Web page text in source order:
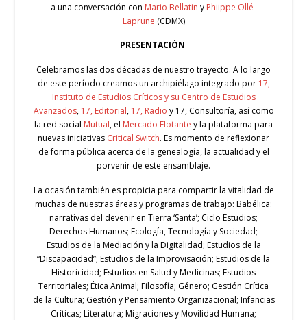
a una conversación con Mario Bellatin y Phiippe Ollé-
Laprune (CDMX)
PRESENTACIÓN
Celebramos las dos décadas de nuestro trayecto. A lo largo
de este período creamos un archipiélago integrado por17,
Instituto de Estudios Críticos y su Centro de Estudios
Avanzados,17, Editorial,17, Radio y 17, Consultoría, así como
la red social Mutual, el Mercado Flotante y la plataforma para
nuevas iniciativas Critical Switch. Es momento de reflexionar
de forma pública acerca de la genealogía, la actualidad y el
porvenir de este ensamblaje.
La ocasión también es propicia para compartir la vitalidad de
muchas de nuestras áreas y programas de trabajo: Babélica:
narrativas del devenir en Tierra ‘Santa’; Ciclo Estudios;
Derechos Humanos; Ecología, Tecnología y Sociedad;
Estudios de la Mediación y la Digitalidad; Estudios de la
“Discapacidad”; Estudios de la Improvisación; Estudios de la
Historicidad; Estudios en Salud y Medicinas; Estudios
Territoriales; Ética Animal; Filosofía; Género; Gestión Crítica
de la Cultura; Gestión y Pensamiento Organizacional; Infancias
Críticas; Literatura; Migraciones y Movilidad Humana;